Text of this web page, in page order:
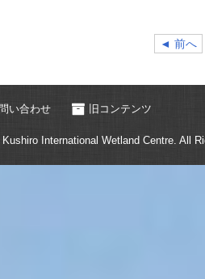
◄ 前へ
い合わせ 旧コンテンツ
Kushiro International Wetland Centre. All